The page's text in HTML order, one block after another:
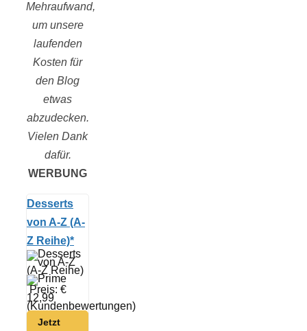
Mehraufwand,
um unsere
laufenden
Kosten für
den Blog
etwas
abzudecken.
Vielen Dank
dafür.
WERBUNG
Desserts
von A-Z (A-
Z Reihe)*
Preis: €
12,99
(Kundenbewertungen)
Jetzt